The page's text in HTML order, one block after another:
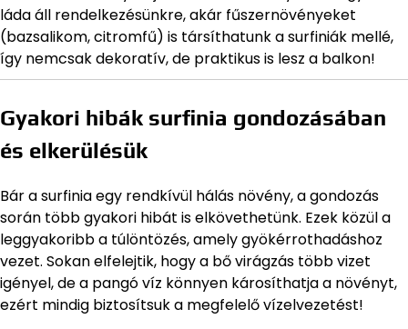
láda áll rendelkezésünkre, akár fűszernövényeket
(bazsalikom, citromfű) is társíthatunk a surfiniák mellé,
így nemcsak dekoratív, de praktikus is lesz a balkon!
Gyakori hibák surfinia gondozásában
és elkerülésük
Bár a surfinia egy rendkívül hálás növény, a gondozás
során több gyakori hibát is elkövethetünk. Ezek közül a
leggyakoribb a túlöntözés, amely gyökérrothadáshoz
vezet. Sokan elfelejtik, hogy a bő virágzás több vizet
igényel, de a pangó víz könnyen károsíthatja a növényt,
ezért mindig biztosítsuk a megfelelő vízelvezetést!